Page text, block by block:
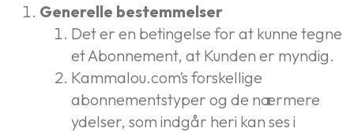
Generelle bestemmelser
Det er en betingelse for at kunne tegne
et Abonnement, at Kunden er myndig.
Kammalou.com’s forskellige
abonnementstyper og de nærmere
ydelser, som indgår heri kan ses i